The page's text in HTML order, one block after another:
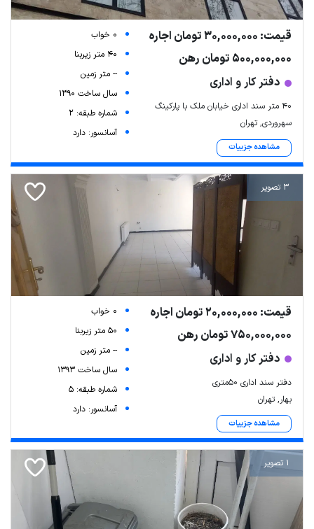
قیمت: 30,000,000 تومان اجاره
500,000,000 تومان رهن
دفتر کار و اداری
40 متر سند اداری خیابان ملک با پارکینگ
سهروردی, تهران
مشاهده جزییات
0 خواب
40 متر زیربنا
-- متر زمین
سال ساخت 1390
شماره طبقه: 2
آسانسور: دارد
3 تصویر
قیمت: 20,000,000 تومان اجاره
750,000,000 تومان رهن
دفتر کار و اداری
دفتر سند اداری ۵۰متری
بهار, تهران
مشاهده جزییات
0 خواب
50 متر زیربنا
-- متر زمین
سال ساخت 1393
شماره طبقه: 5
آسانسور: دارد
1 تصویر